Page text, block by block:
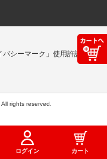
ログイン カート
バシーマーク」使用許諾事
rights reserved.